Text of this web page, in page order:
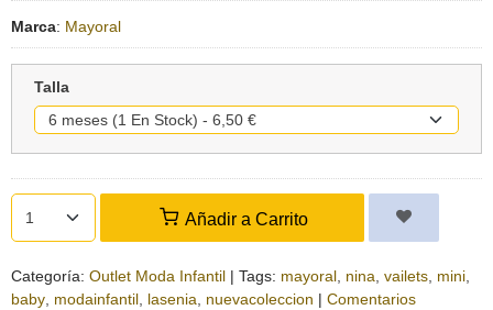
Marca: Mayoral
Talla
Añadir a Carrito
Categoría: Outlet Moda Infantil | Tags: mayoral nina vailets mini
baby modainfantil lasenia nuevacoleccion | Comentarios